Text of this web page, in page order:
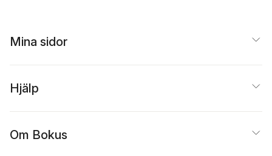
Mina sidor
Hjälp
Om Bokus